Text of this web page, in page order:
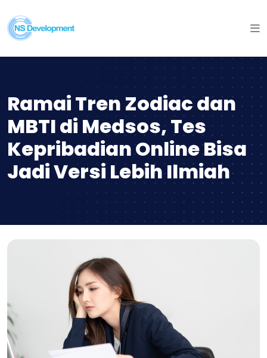
Ramai Tren Zodiac dan
MBTI di Medsos, Tes
Kepribadian Online Bisa
Jadi Versi Lebih Ilmiah